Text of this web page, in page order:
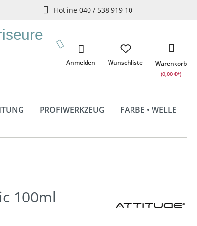
Hotline 040 / 538 919 10
Wunschliste
Anmelden Warenkorb
(0,00 €*)
PROFIWERKZEUG
FARBE • WELLE
100ml